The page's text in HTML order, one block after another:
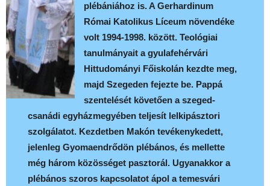
plébániához is. A Gerhardinum
Római Katolikus Líceum növendéke
volt 1994-1998. között. Teológiai
tanulmányait a gyulafehérvári
Hittudományi Főiskolán kezdte meg,
majd Szegeden fejezte be. Pappá
szentelését követően a szeged-
csanádi egyházmegyében teljesít lelkipásztori
szolgálatot. Kezdetben Makón tevékenykedett,
jelenleg Gyomaendrődön plébános, és mellette
még három közösséget pasztorál. Ugyanakkor a
plébános szoros kapcsolatot ápol a temesvári